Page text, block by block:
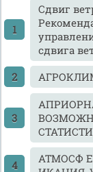
Cдвиг
сдвига
АТМОСФ